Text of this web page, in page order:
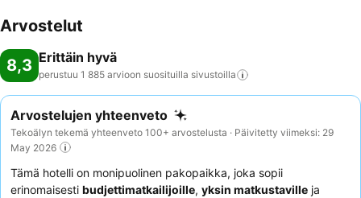
Arvostelut
8,3 Erittäin hyvä
perustuu 1 885 arvioon suosituilla sivustoilla
Arvostelujen yhteenveto
Tekoälyn tekemä yhteenveto 100+ arvostelusta · Päivitetty viimeksi: 29
May 2026
Tämä hotelli on monipuolinen pakopaikka, joka sopii
erinomaisesti budjettimatkailijoille, yksin matkustaville ja